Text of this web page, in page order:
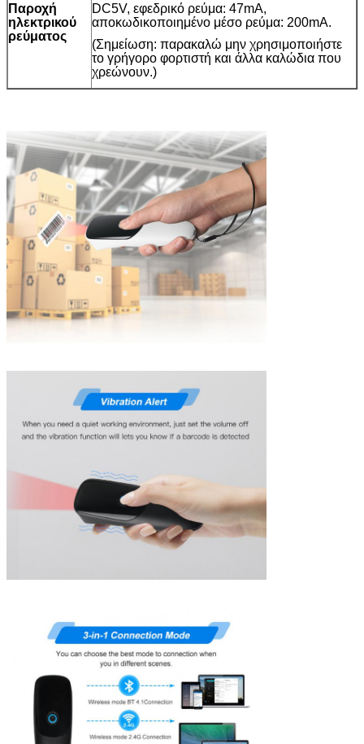
Παροχή
ηλεκτρικού
ρεύματος
DC5V, εφεδρικό ρεύμα: 47mA,
αποκωδικοποιημένο μέσο ρεύμα: 200mA.
(Σημείωση: παρακαλώ μην χρησιμοποιήστε
το γρήγορο φορτιστή και άλλα καλώδια που
χρεώνουν.)